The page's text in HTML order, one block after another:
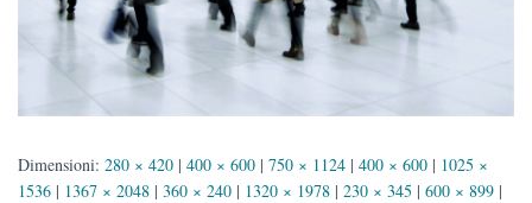
Dimensioni: 280 × 420 | 400 × 600 | 750 × 1124 | 400 × 600 | 1025 ×
1536 | 1367 × 2048 | 360 × 240 | 1320 × 1978 | 230 × 345 | 600 × 899 |